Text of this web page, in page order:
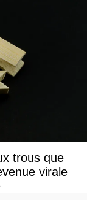
trous que
virale